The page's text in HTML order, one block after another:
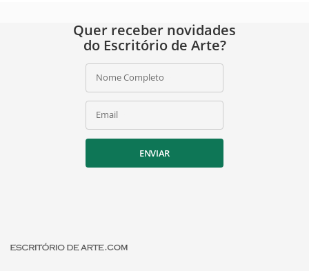
Quer receber novidades
do Escritório de Arte?
Nome Completo
Email
ENVIAR